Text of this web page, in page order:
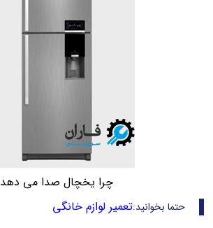
چرا یخچال صدا می دهد
حتما بخوانید:تعمیر لوازم خانگی